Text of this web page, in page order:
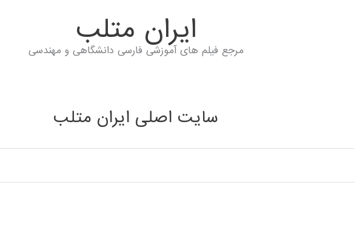
ايران متلب
مرجع فیلم های آموزشی فارسی دانشگاهی و مهندسی
سایت اصلی ایران متلب